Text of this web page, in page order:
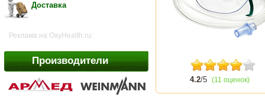
Доставка
Реклама на OxyHealth.ru:
Производители
4.2/5 (11 оценок)